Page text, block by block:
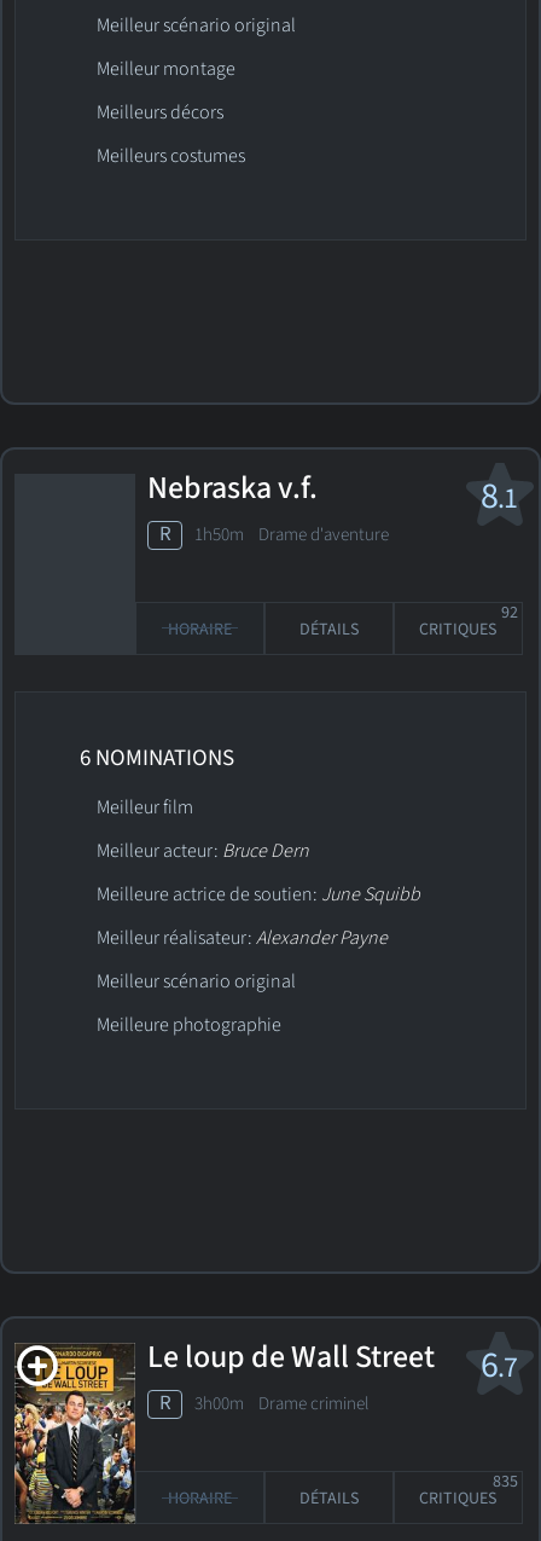
Meilleur scénario original
Meilleur montage
Meilleurs décors
Meilleurs costumes
8.1
Nebraskav.f.
R 1h50m Drame d'aventure
HORAIRE DÉTAILS CRITIQUES
92
6 NOMINATIONS
Meilleur film
Meilleur acteur: Bruce Dern
Meilleure actrice de soutien: June Squibb
Meilleur réalisateur:Alexander Payne
Meilleur scénario original
Meilleure photographie
6.7
Le loup de Wall Street
R 3h00m Drame criminel
HORAIRE DÉTAILS CRITIQUES
835